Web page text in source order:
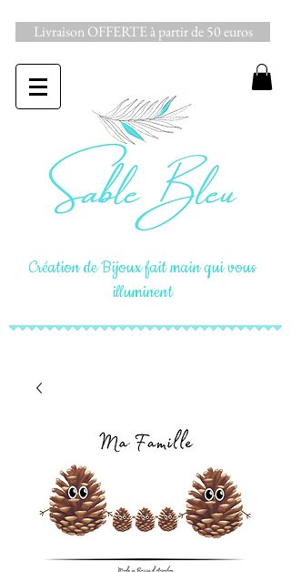
Livraison OFFERTE à partir de 50 euros
Création de Bijoux fait main qui vous
illuminent